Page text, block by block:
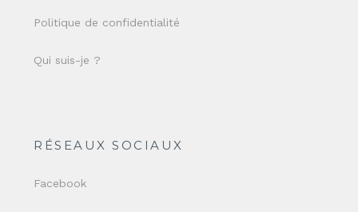
Politique de confidentialité
Qui suis-je ?
RÉSEAUX SOCIAUX
Facebook